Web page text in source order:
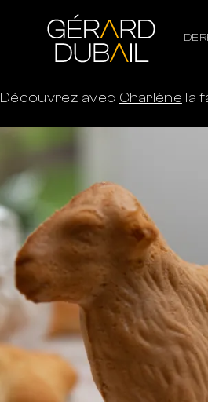
Découvrez avec Charlène la